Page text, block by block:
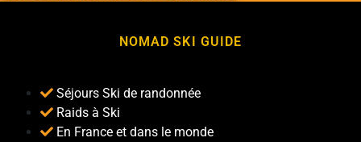
NOMAD SKI GUIDE
Séjours Ski de randonnée
Raids à Ski
En France et dans le monde